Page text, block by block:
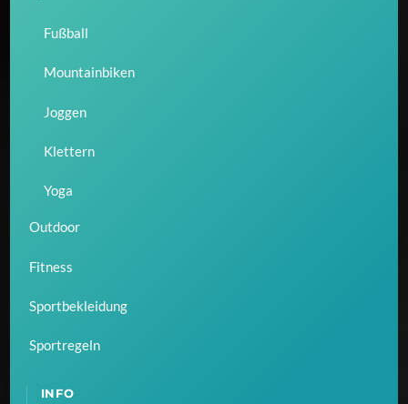
Fußball
Mountainbiken
Joggen
Klettern
Yoga
Outdoor
Fitness
Sportbekleidung
Sportregeln
INFO